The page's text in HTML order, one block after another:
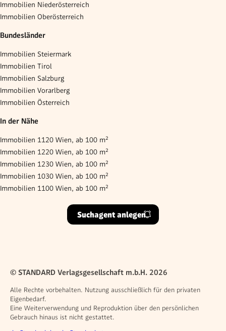
Immobilien Niederösterreich
Immobilien Oberösterreich
Bundesländer
Immobilien Steiermark
Immobilien Tirol
Immobilien Salzburg
Immobilien Vorarlberg
Immobilien Österreich
In der Nähe
Immobilien 1120 Wien, ab 100 m²
Immobilien 1220 Wien, ab 100 m²
Immobilien 1230 Wien, ab 100 m²
Immobilien 1030 Wien, ab 100 m²
Immobilien 1100 Wien, ab 100 m²
Suchagent anlegen
© STANDARD Verlagsgesellschaft m.b.H. 2026
Alle Rechte vorbehalten. Nutzung ausschließlich für den privaten
Eigenbedarf.
Eine Weiterverwendung und Reproduktion über den persönlichen
Gebrauch hinaus ist nicht gestattet.